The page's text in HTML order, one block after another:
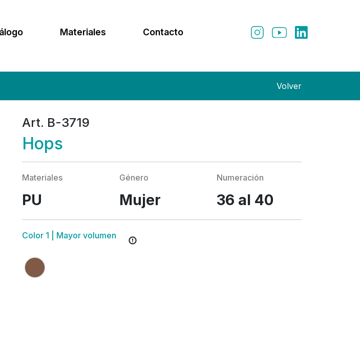
Materiales Contacto
Volver
Art. B-3719
Hops
Materiales
PU
Género
Mujer
Numeración
36 al 40
Color 1 | Mayor volumen